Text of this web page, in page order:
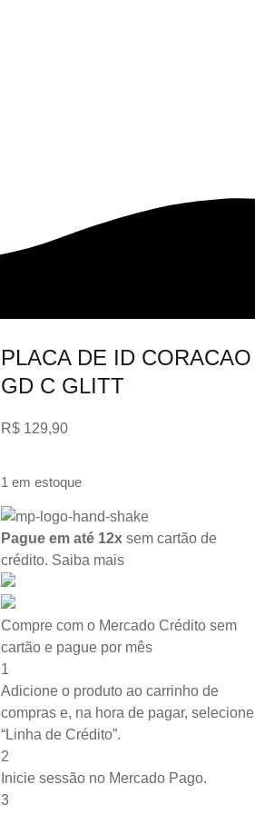
PLACA DE ID CORACAO
GD C GLITT
R$ 129,90
1 em estoque
Pague em até 12x sem cartão de
crédito. Saiba mais
Compre com o Mercado Crédito sem
cartão e pague por mês
1
Adicione o produto ao carrinho de
compras e, na hora de pagar, selecione
“Linha de Crédito”.
2
Inicie sessão no Mercado Pago.
3